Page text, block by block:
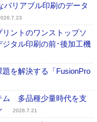
リアブル印刷のデータ
ントのワンストップソ
タル印刷の前･後加工機
を解決する「FusionPro
ム 多品種少量時代を支
2026.7.21